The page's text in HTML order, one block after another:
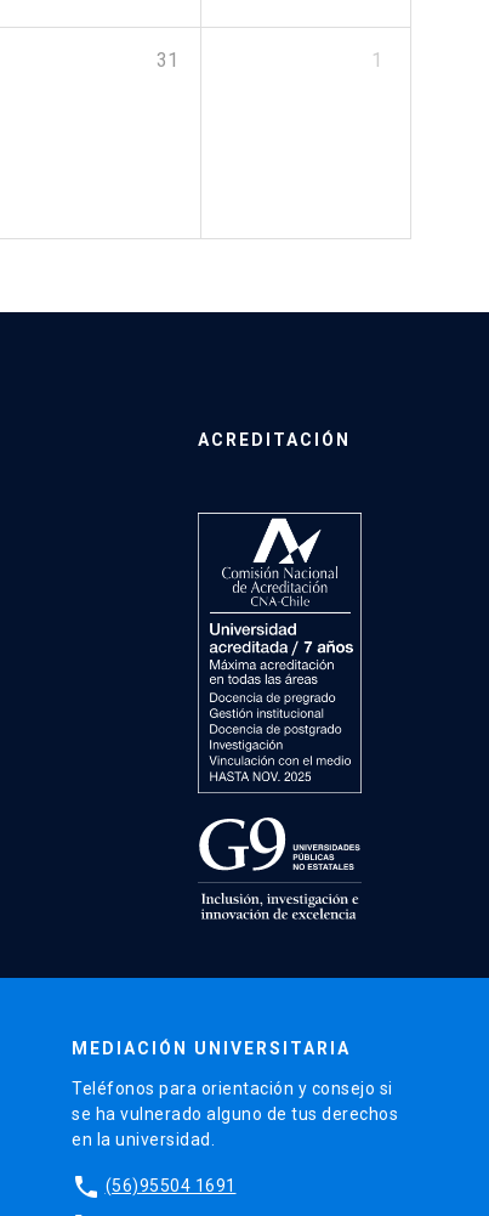
31 1
ACREDITACIÓN
MEDIACIÓN UNIVERSITARIA
Teléfonos para orientación y consejo si
se ha vulnerado alguno de tus derechos
en la universidad.
phone (56)95504 1691